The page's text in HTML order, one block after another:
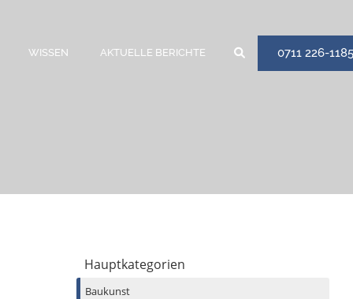
WISSEN AKTUELLE BERICHTE 0711 226-1185
Hauptkategorien
Baukunst